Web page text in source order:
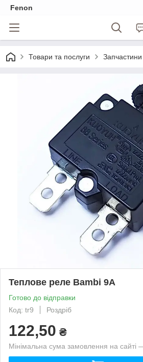
Fenon
Товари та послуги Запчастини
Теплове реле Bambi 9А
Готово до відправки
Код: tr9
Роздріб
122,50 ₴
Мінімальна сума замовлення на сайті